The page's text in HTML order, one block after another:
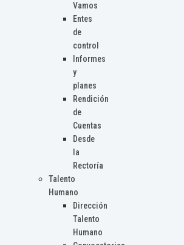
Vamos
Entes
de
control
Informes
y
planes
Rendición
de
Cuentas
Desde
la
Rectoría
Talento
Humano
Dirección
Talento
Humano